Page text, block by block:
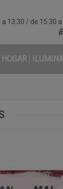
13:30 / de 15:30
HOGAR